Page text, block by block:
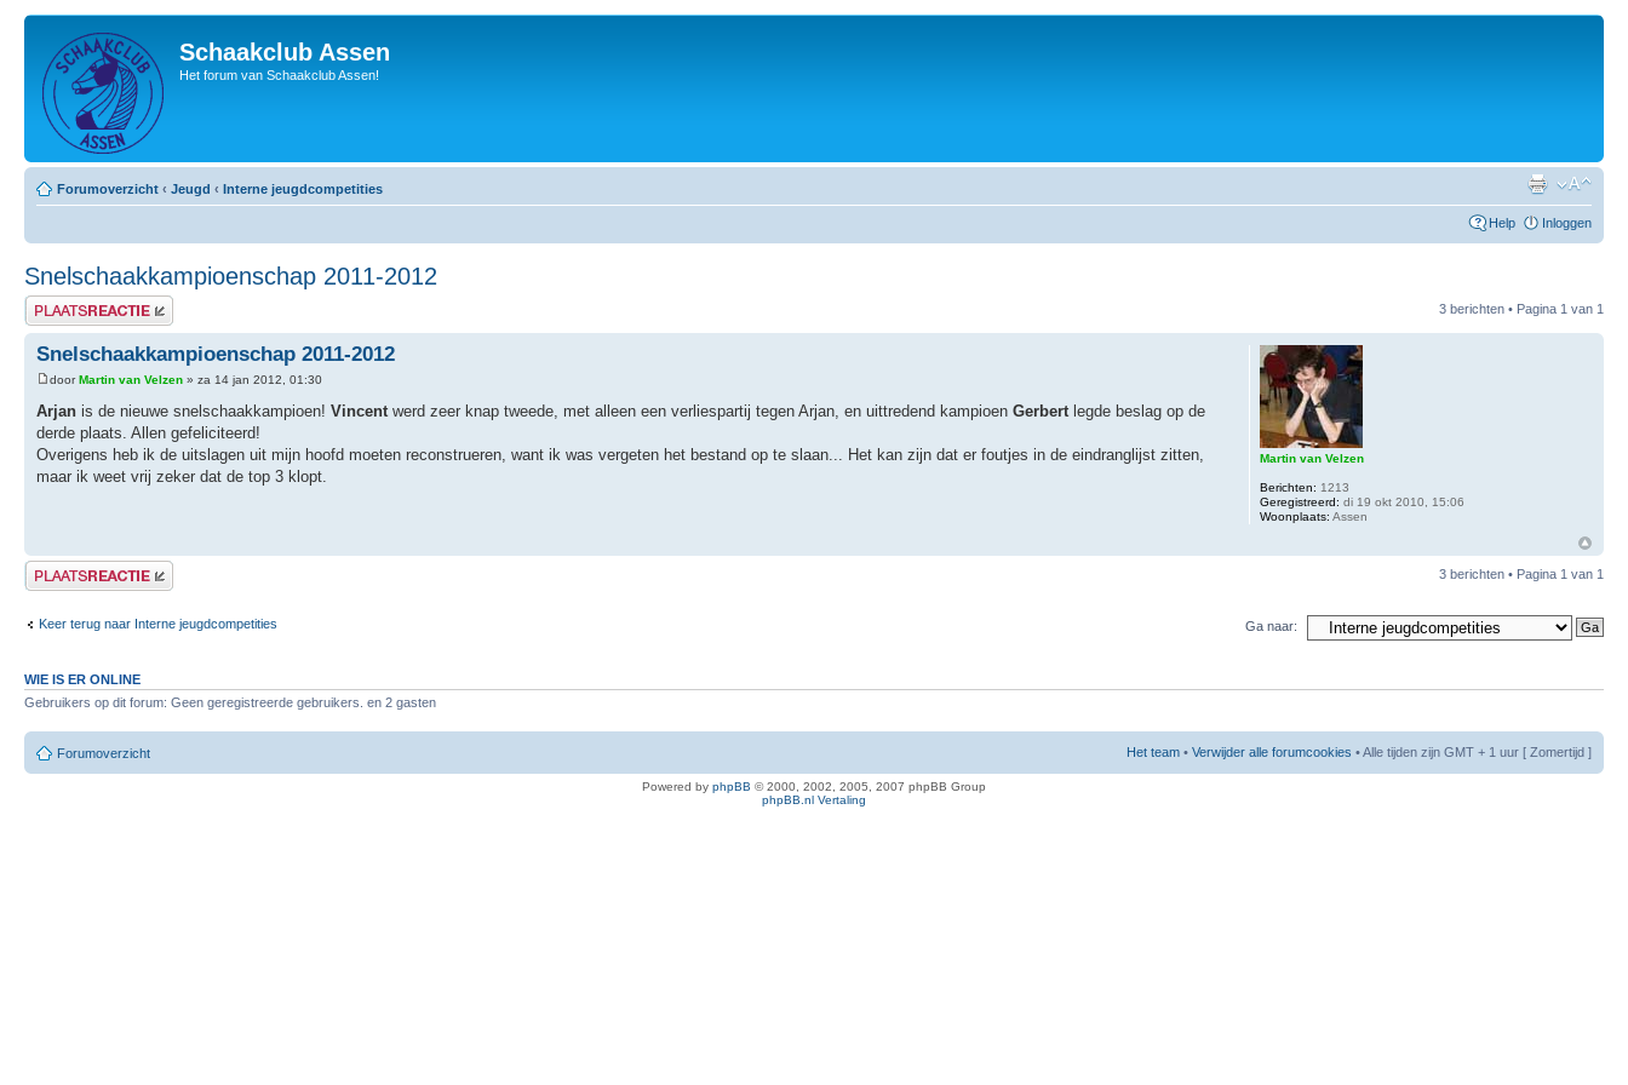
Schaakclub Assen
Het forum van Schaakclub Assen!
Forumoverzicht ‹ Jeugd ‹ Interne jeugdcompetities
Help Inloggen
Snelschaakkampioenschap 2011-2012
Plaats een reactie 3 berichten • Pagina 1 van 1
Snelschaakkampioenschap 2011-2012
doorMartin van Velzen » za 14 jan 2012, 01:30
Arjan is de nieuwe snelschaakkampioen! Vincentwerd zeer knap tweede, met alleen een verliespartij tegen Arjan, en uittredend kampioen Gerbertlegde beslag op de
derde plaats. Allen gefeliciteerd!
Overigens heb ik de uitslagen uit mijn hoofd moeten reconstrueren, want ik was vergeten het bestand op te slaan... Het kan zijn dat er foutjes in de eindranglijst zitten,
maar ik weet vrij zeker dat de top 3 klopt.
Martin van Velzen
Berichten: 1213
Geregistreerd: di 19 okt 2010, 15:06
Woonplaats: Assen
Plaats een reactie 3 berichten • Pagina 1 van 1
Keer terug naar Interne jeugdcompetities Ga naar:
WIE IS ER ONLINE
Gebruikers op dit forum: Geen geregistreerde gebruikers. en 2 gasten
Forumoverzicht Het team • Verwijder alle forumcookies • Alle tijden zijn GMT + 1 uur [ Zomertijd ]
Powered by phpBB © 2000, 2002, 2005, 2007 phpBB Group
phpBB.nl Vertaling